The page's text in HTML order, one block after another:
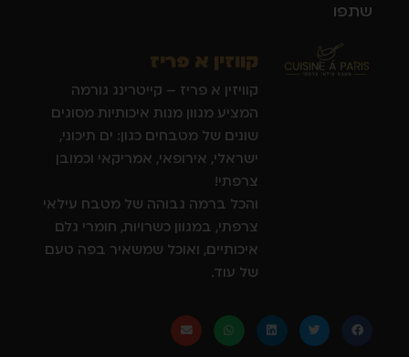
שתפו
קווזין א פריז
קוויזין א פריז – קייטרינג גורמה
המציע מגוון מנות איכותיות מסוגים
שונים של מטבחים כגון: ים תיכוני,
ישראלי, אירופאי, אמריקאי וכמובן
צרפתי!
והכל ברמה גבוהה של מטבח עילאי
צרפתי, במגוון כשרויות, חומרי גלם
איכותיים, ואוכל שמשאיר בפה טעם
של עוד.